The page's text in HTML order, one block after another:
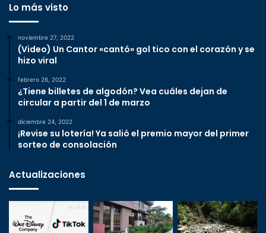
Lo más visto
noviembre 27, 2022
(Video) Un Cantor «cantó» gol tico con el corazón y se
hizo viral
febrero 26, 2022
¿Tiene billetes de algodón? Vea cuáles dejan de
circular a partir del 1 de marzo
diciembre 24, 2022
¡Revise su lotería! Ya salió el premio mayor del primer
sorteo de consolación
Actualizaciones